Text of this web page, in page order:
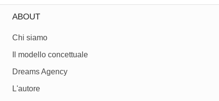
ABOUT
Chi siamo
Il modello concettuale
Dreams Agency
L'autore